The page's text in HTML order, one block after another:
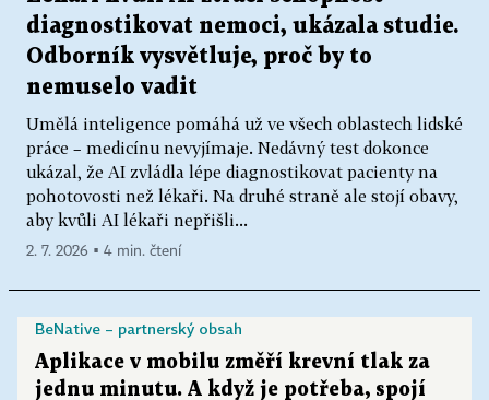
diagnostikovat nemoci, ukázala studie.
Odborník vysvětluje, proč by to
nemuselo vadit
Umělá inteligence pomáhá už ve všech oblastech lidské
práce – medicínu nevyjímaje. Nedávný test dokonce
ukázal, že AI zvládla lépe diagnostikovat pacienty na
pohotovosti než lékaři. Na druhé straně ale stojí obavy,
aby kvůli AI lékaři nepřišli...
2. 7. 2026 ▪ 4 min. čtení
BeNative – partnerský obsah
Aplikace v mobilu změří krevní tlak za
jednu minutu. A když je potřeba, spojí